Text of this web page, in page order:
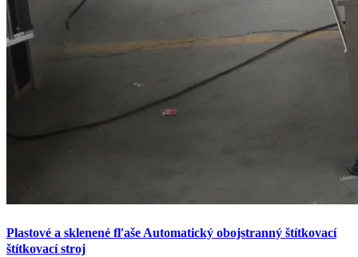
Plastové a sklenené fľaše Automatický obojstranný štítkovací
štítkovací stroj